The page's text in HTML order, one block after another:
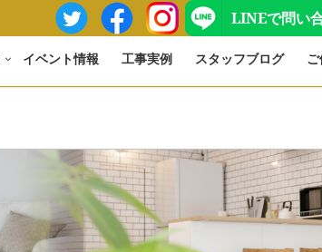
LINEで問い
イベント情報 工事実例 スタッフブログ